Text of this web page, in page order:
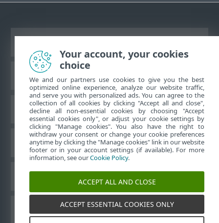
Base de conocimiento de ESET
Foro de ESET
Soporte regional
Guías para el usuario ESET
Your account, your cookies
choice
We and our partners use cookies to give you the best
optimized online experience, analyze our website traffic,
and serve you with personalized ads. You can agree to the
collection of all cookies by clicking "Accept all and close",
decline all non-essential cookies by choosing "Accept
essential cookies only", or adjust your cookie settings by
clicking "Manage cookies". You also have the right to
withdraw your consent or change your cookie preferences
anytime by clicking the "Manage cookies" link in our website
footer or in your account settings (if available). For more
information, see ourCookie Policy.
ACCEPT ALL AND CLOSE
ACCEPT ESSENTIAL COOKIES ONLY